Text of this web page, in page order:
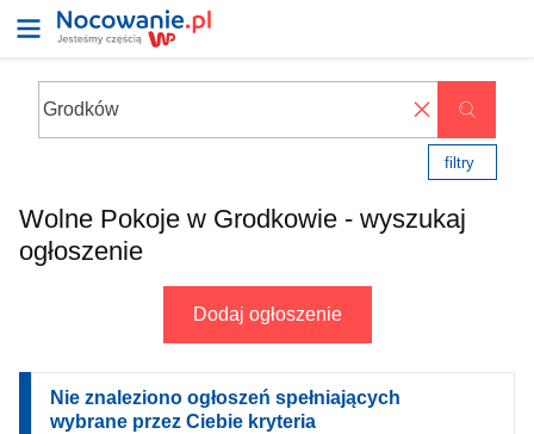
✖
filtry
Wolne Pokoje w Grodkowie - wyszukaj
ogłoszenie
Dodaj ogłoszenie
Nie znaleziono ogłoszeń spełniających
wybrane przez Ciebie kryteria